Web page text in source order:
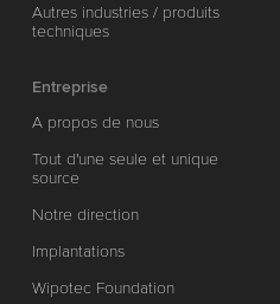
Autres industries / produits
techniques
Entreprise
A propos de nous
Tout d'une seule et unique
source
Notre direction
Implantations
Wipotec Foundation